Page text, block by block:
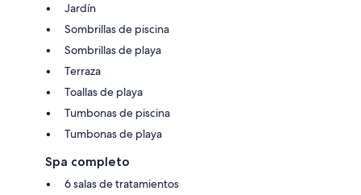
Jardín
Sombrillas de piscina
Sombrillas de playa
Terraza
Toallas de playa
Tumbonas de piscina
Tumbonas de playa
Spa completo
6 salas de tratamientos